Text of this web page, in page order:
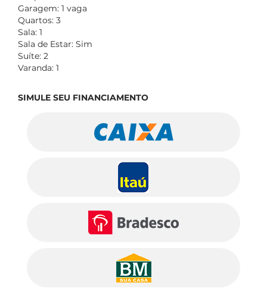
Garagem: 1 vaga
Quartos: 3
Sala: 1
Sala de Estar: Sim
Suíte: 2
Varanda: 1
SIMULE SEU FINANCIAMENTO